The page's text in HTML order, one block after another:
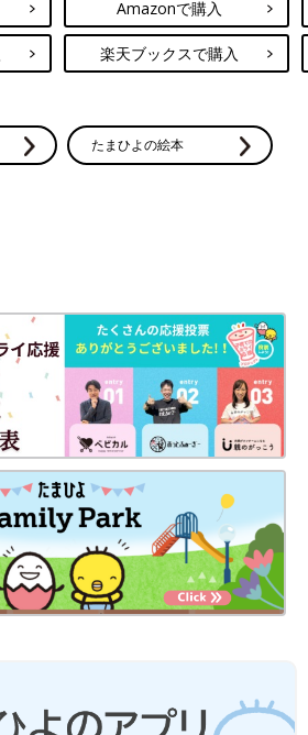
Amazonで購入
楽天ブックスで購入
たまひよの絵本